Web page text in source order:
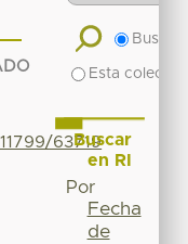
63719
Buscar
Esta
Buscar
en RI
Por
Fecha
de